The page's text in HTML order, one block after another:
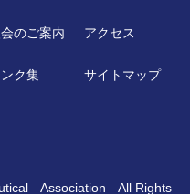
のご案内 アクセス
ンク集
サイトマップ
Association All Rights